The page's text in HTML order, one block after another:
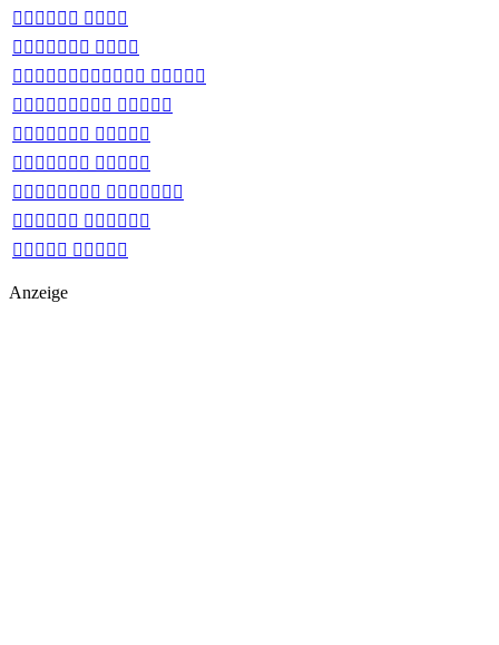
 
 
 
 
 
 
 
 
 
Anzeige